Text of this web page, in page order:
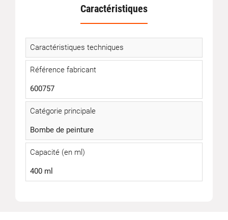
Caractéristiques
Caractéristiques techniques
Référence fabricant
600757
Catégorie principale
Bombe de peinture
Capacité (en ml)
400 ml